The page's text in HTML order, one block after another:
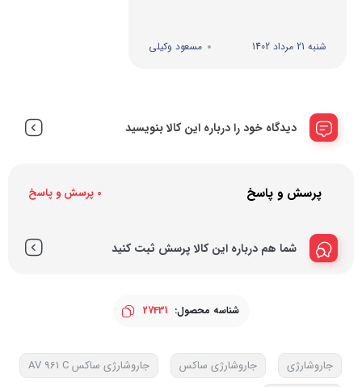
شنبه 21 مرداد 1402 مسعود وکیلی
دیدگاه خود را درباره این کالا بنویسید
پرسش و پاسخ 0 پرسش و پاسخ
شما هم درباره این کالا پرسش ثبت کنید
شناسه محصول: 27431
جاروشارژی جاروشارژی ساکس
جاروشارژی ساکس AV 961 C